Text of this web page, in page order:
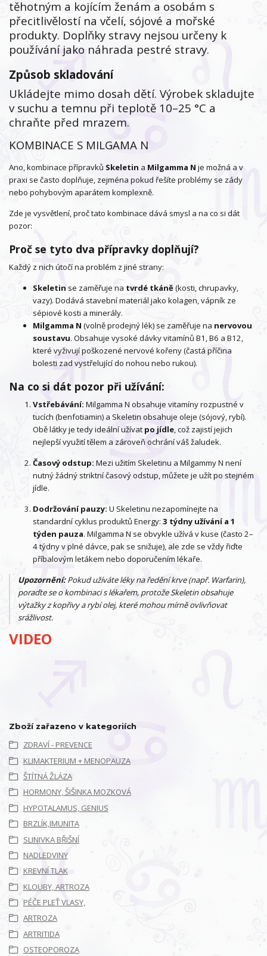
těhotným a kojícím ženám a osobám s
přecitlivělostí na včelí, sójové a mořské
produkty. Doplňky stravy nejsou určeny k
používání jako náhrada pestré stravy.
Způsob skladování
Ukládejte mimo dosah dětí. Výrobek skladujte
v suchu a temnu při teplotě 10–25 °C a
chraňte před mrazem.
KOMBINACE S MILGAMA N
Ano, kombinace přípravků Skeletin a Milgamma N je možná a v
praxi se často doplňuje, zejména pokud řešíte problémy se zády
nebo pohybovým aparátem komplexně.
Zde je vysvětlení, proč tato kombinace dává smysl a na co si dát
pozor:
Proč se tyto dva přípravky doplňují?
Každý z nich útočí na problém z jiné strany:
Skeletin se zaměřuje na tvrdé tkáně(kosti, chrupavky,
vazy). Dodává stavební materiál jako kolagen, vápník ze
sépiové kosti a minerály.
Milgamma N (volně prodejný lék) se zaměřuje na nervovou
soustavu. Obsahuje vysoké dávky vitamínů B1, B6 a B12,
které vyživují poškozené nervové kořeny (častá příčina
bolesti zad vystřelující do nohou nebo rukou).
Na co si dát pozor při užívání:
Vstřebávání: Milgamma N obsahuje vitamíny rozpustné v
tucích (benfotiamin) a Skeletin obsahuje oleje (sójový, rybí).
Obě látky je tedy ideální užívat po jídle, což zajistí jejich
nejlepší využití tělem a zároveň ochrání váš žaludek.
Časový odstup: Mezi užitím Skeletinu a Milgammy N není
nutný žádný striktní časový odstup, můžete je užít po stejném
jídle.
Dodržování pauzy: U Skeletinu nezapomínejte na
standardní cyklus produktů Energy: 3 týdny užívání a 1
týden pauza. Milgamma N se obvykle užívá v kuse (často 2–
4 týdny v plné dávce, pak se snižuje), ale zde se vždy řiďte
příbalovým letákem nebo doporučením lékaře.
Upozornění:Pokud užíváte léky na ředění krve (např. Warfarin),
poraďte se o kombinaci s lékařem, protože Skeletin obsahuje
výtažky z kopřivy a rybí olej, které mohou mírně ovlivňovat
srážlivost.
VIDEO
Zboží zařazeno v kategoriích
ZDRAVÍ - PREVENCE
KLIMAKTERIUM + MENOPAUZA
ŠTÍTNÁ ŽLÁZA
HORMONY, ŠIŠINKA MOZKOVÁ
HYPOTALAMUS, GENIUS
BRZLÍK,IMUNITA
SLINIVKA BŘIŠNÍ
NADLEDVINY
KREVNÍ TLAK
KLOUBY, ARTROZA
PÉČE PLEŤ VLASY,
ARTROZA
ARTRITIDA
OSTEOPOROZA